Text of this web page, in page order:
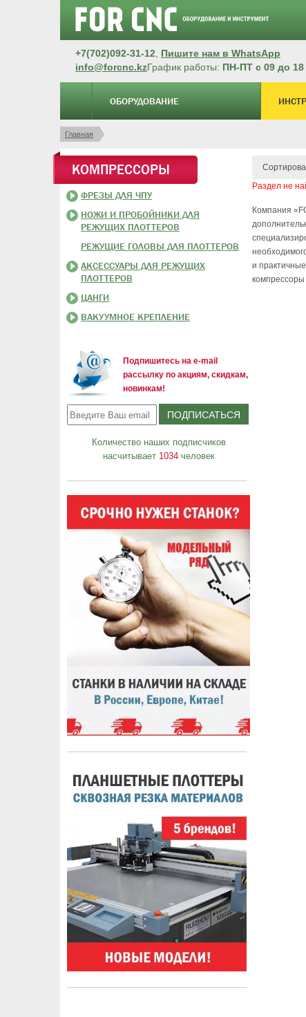
+7(702)092-31-12
Пишите нам в WhatsApp
info@forcnc.kzГрафик работы: ПН-ПТ с 09 до 18
ОБОРУДОВАНИЕ
Главная
КОМПРЕССОРЫ
ФРЕЗЫ ДЛЯ ЧПУ
НОЖИ И ПРОБОЙНИКИ ДЛЯ
РЕЖУЩИХ ПЛОТТЕРОВ
РЕЖУЩИЕ ГОЛОВЫ ДЛЯ ПЛОТТЕРОВ
АКСЕССУАРЫ ДЛЯ РЕЖУЩИХ
ПЛОТТЕРОВ
ЦАНГИ
ВАКУУМНОЕ КРЕПЛЕНИЕ
Подпишитесь на e-mail
рассылку по акциям, скидкам,
новинкам!
Количество наших подписчиков
насчитывает 1034человек
Раздел не
Компания
и